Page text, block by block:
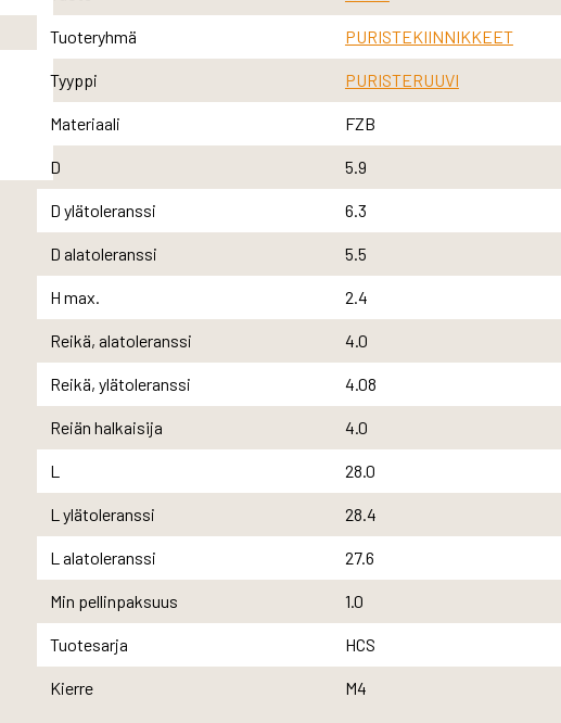
Tuoteryhmä PURISTEKIINNIKKEET
Tyyppi PURISTERUUVI
Materiaali FZB
D 5.9
D ylätoleranssi 6.3
D alatoleranssi 5.5
H max. 2.4
Reikä, alatoleranssi 4.0
Reikä, ylätoleranssi 4.08
Reiän halkaisija 4.0
L 28.0
L ylätoleranssi 28.4
L alatoleranssi 27.6
Min pellinpaksuus 1.0
Tuotesarja HCS
Kierre M4